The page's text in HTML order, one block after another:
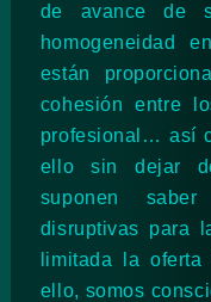
de avance de
homogeneidad
están
cohesión entre
profesional… así
ello sin dejar
suponen
disruptivas para
limitada la
ello, somos